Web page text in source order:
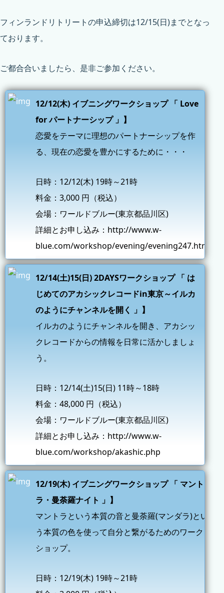
フィンランドリトリートの申込締切は12/15(日)までとなっ
ております。
ご都合合いましたら、是非ご参加ください。
12/12(木) イブニングワークショップ 「 Love
for パートナーシップ 」】
恋愛をテーマに理想のパートナーシップを作
る、現在の恋愛を豊かにするために・・・
日時：12/12(木) 19時～21時
料金：3,000 円（税込）
会場：ワールドブルー(東京都品川区)
詳細とお申し込み： http://www.w-
blue.com/workshop/evening/evening247.html
12/14(土)15(日) 2DAYSワークショップ 「 は
じめてのアカシックレコードin東京～イルカ
のようにチャンネルを開く 」】
イルカのようにチャンネルを開き、アカシッ
クレコードからの情報を日常に活かしましょ
う。
日時：12/14(土)15(日) 11時～18時
料金：48,000 円（税込）
会場：ワールドブルー(東京都品川区)
詳細とお申し込み： http://www.w-
blue.com/workshop/akashic.php
12/19(木) イブニングワークショップ 「 マント
ラ・曼荼羅ナイト 」】
マントラという本質の音と曼荼羅(マンダラ)とい
う本質の色を使って自分と繋がるためのワーク
ショップ。
日時：12/19(木) 19時～21時